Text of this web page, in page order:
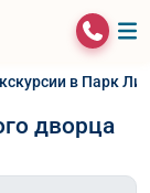
в Парк
дворца